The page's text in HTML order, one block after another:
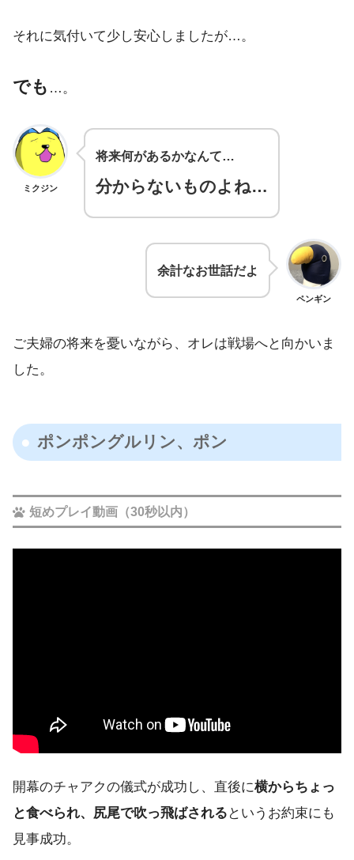
それに気付いて少し安心しましたが…。
でも …。
ミクジン
将来何があるかなんて…
分からないものよね…
ペンギン
余計なお世話だよ
ご夫婦の将来を憂いながら、オレは戦場へと向かいま
した。
ポンポングルリン、ポン
短めプレイ動画（30秒以内）
開幕のチャアクの儀式が成功し、直後に横からちょっ
と食べられ、尻尾で吹っ飛ばされる というお約束にも
見事成功。